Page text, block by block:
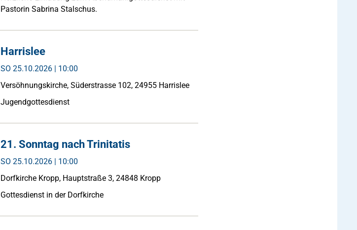
Pastorin Sabrina Stalschus.
Harrislee
SO 25.10.2026 | 10:00
Versöhnungskirche, Süderstrasse 102, 24955 Harrislee
Jugendgottesdienst
21. Sonntag nach Trinitatis
SO 25.10.2026 | 10:00
Dorfkirche Kropp, Hauptstraße 3, 24848 Kropp
Gottesdienst in der Dorfkirche